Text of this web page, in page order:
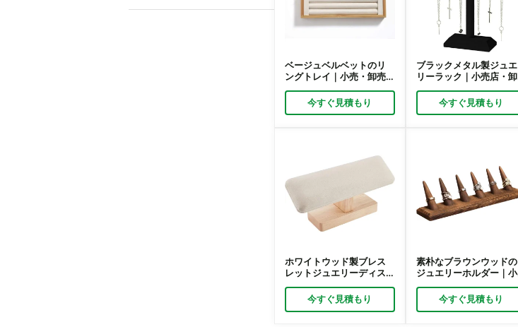
エコフレンドリー包装
ベージュベルベットのリ
ングトレイ｜小売・卸売
ディスプレイトレイ｜
Richpack
今すぐ見積もり
ブラックメタル製ジュエ
リーラック｜小売店・卸
ジュエリーディスプレイ
スタンド｜リッチパック
今すぐ見積もり
ホワイトウッド製ブレス
レットジュエリーディス
プレイ｜小売店向け多機
能Tバーブレスレットスタ
ンド｜Richpack
今すぐ見積もり
素朴なブラウンウッドの
ジュエリーホルダー｜小
売店のショーケースに最
適なスリムなジュエリー
ディスプレイオーガナイ
今すぐ見積もり